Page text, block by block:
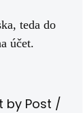
teda do
účet.
by Post /